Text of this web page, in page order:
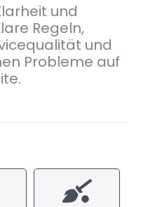
und
Regeln,
und
Probleme auf